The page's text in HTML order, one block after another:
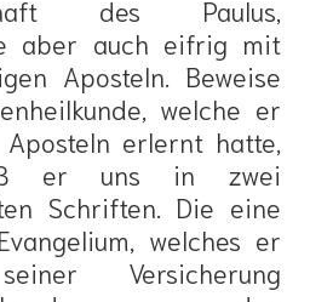
des Paulus,
aber auch eifrig mit
Aposteln. Beweise
welche er
erlernt hatte,
er uns in zwei
Schriften. Die eine
welches er
Versicherung